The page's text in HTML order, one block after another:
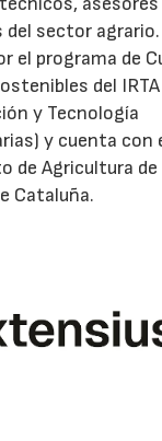
del sector
el programa de
del
y Tecnología
y cuenta con
de Agricultura de
Cataluña.